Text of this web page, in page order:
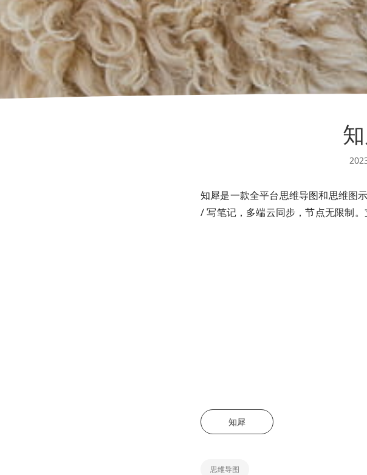
知犀是一款全平台思维导图和思维图
/ 写笔记，多端云同步，节点无限制
知犀
思维导图